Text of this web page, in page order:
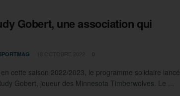
Gobert, une association qui
cette saison 2022/2023, le programme solidaire lancé
Gobert, joueur des Minnesota Timberwolves. Le ...